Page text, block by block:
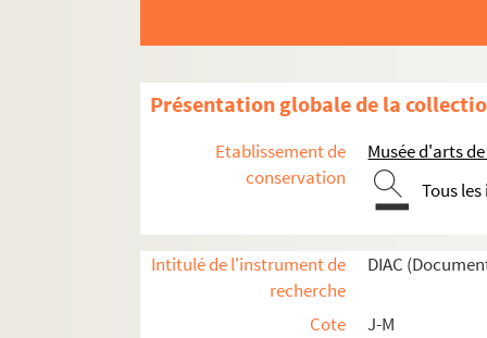
Présentation globale de la
Etablissement de
conservation
Musée d'arts
Tous
Intitulé de l'instrument de
recherche
DIAC
Cote
J-M
Artistes. LORTET, Marie-Rose et Jacques
Artistes. LOSINGER-FERRI, Jenny
Artistes. LOSTE, Patrick
Artistes. LOTAN, Yona